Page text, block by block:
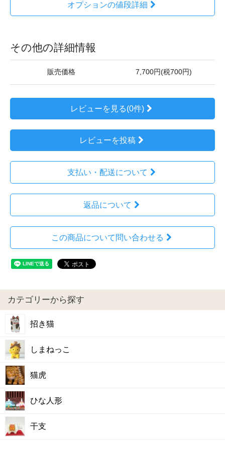
オプションの値段詳細
その他の詳細情報
販売価格 7,700円(税700円)
レビューを見る(0件)
レビューを投稿
支払い・配送について
返品について
この商品について問い合わせる
カテゴリーから探す
招き猫
しまねっこ
猫虎
ひな人形
干支